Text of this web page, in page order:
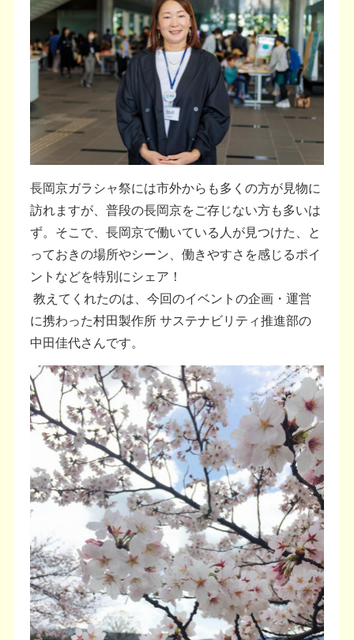
長岡京ガラシャ祭には市外からも多くの方が見物に
訪れますが、普段の長岡京をご存じない方も多いは
ず。そこで、長岡京で働いている人が見つけた、と
っておきの場所やシーン、働きやすさを感じるポイ
ントなどを特別にシェア！
教えてくれたのは、今回のイベントの企画・運営
に携わった村田製作所 サステナビリティ推進部の
中田佳代さんです。